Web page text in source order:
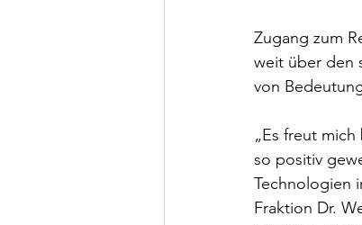
Zugang zum
weit über den
von
„Es freut
so positiv
Technologien
Fraktion Dr.